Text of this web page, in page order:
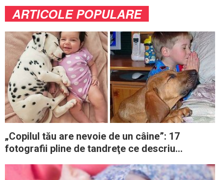
ARTICOLE POPULARE
„Copilul tău are nevoie de un câine”: 17
fotografii pline de tandreţe ce descriu